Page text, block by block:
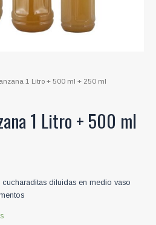
1 Litro + 500 ml + 250 ml
1 Litro + 500 ml
diluidas en medio vaso